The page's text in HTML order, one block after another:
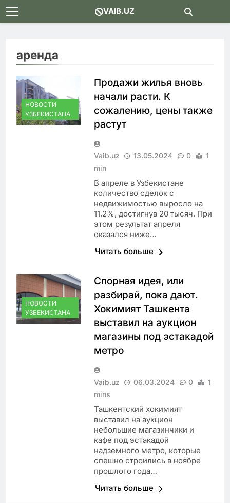
Skip
to
VAIB.UZ
аренда
НОВОСТИ
УЗБЕКИСТАНА
Продажи жилья вновь
начали расти. К
сожалению, цены также
растут
Vaib.uz 13.05.2024 0
1
min
В апреле в Узбекистане
количество сделок с
недвижимостью выросло на
11,2%, достигнув 20 тысяч. При
этом результат апреля
оказался ниже…
Читать больше
НОВОСТИ
УЗБЕКИСТАНА
Спорная идея, или
разбирай, пока дают.
Хокимият Ташкента
выставил на аукцион
магазины под эстакадой
метро
Vaib.uz 06.03.2024 0
1
mins
Ташкентский хокимият
выставил на аукцион
небольшие магазинчики и
кафе под эстакадой
надземного метро, которые
спешно строились в ноябре
прошлого года…
Читать больше